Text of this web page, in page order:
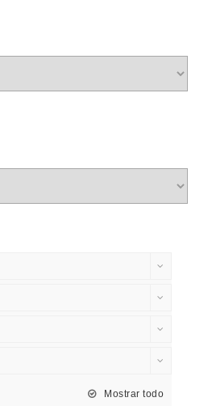
Mostrar todo